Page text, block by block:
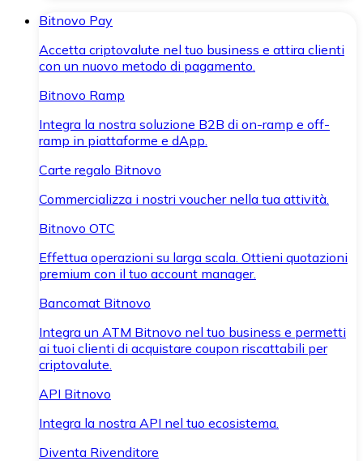
Bitnovo Pay
Accetta criptovalute nel tuo business e attira clienti
con un nuovo metodo di pagamento.
Bitnovo Ramp
Integra la nostra soluzione B2B di on-ramp e off-
ramp in piattaforme e dApp.
Carte regalo Bitnovo
Commercializza i nostri voucher nella tua attività.
Bitnovo OTC
Effettua operazioni su larga scala. Ottieni quotazioni
premium con il tuo account manager.
Bancomat Bitnovo
Integra un ATM Bitnovo nel tuo business e permetti
ai tuoi clienti di acquistare coupon riscattabili per
criptovalute.
API Bitnovo
Integra la nostra API nel tuo ecosistema.
Diventa Rivenditore